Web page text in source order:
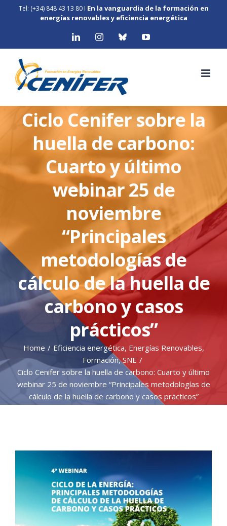
Tel: (+34) 848 43 13 80I En la vanguardia de la formación en
energías renovables y eficiencia energética
LinkedInInstagramBluesky YouTube
Ciclo Cenifer sobre la
huella de carbono:
Cuarto y último
webinar 25 de
noviembre
“Principales
metodologías de
cálculo de la huella de
carbono y casos
prácticos”
Home / Eficiencia energética, Energías Renovables,
Formación,SNE /
Ciclo Cenifer sobre la huella de carbono: Cuarto y último
webinar 25 de noviembre “Principales metodologías de
cálculo de la huella de carbono y casos prácticos”